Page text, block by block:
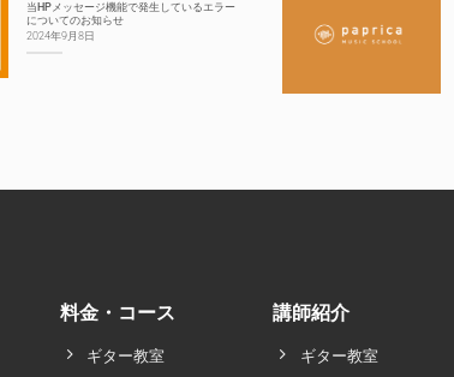
当HPメッセージ機能で発生しているエラー
についてのお知らせ
2024年9月8日
料金・コース
ギター教室
講師紹介
ギター教室